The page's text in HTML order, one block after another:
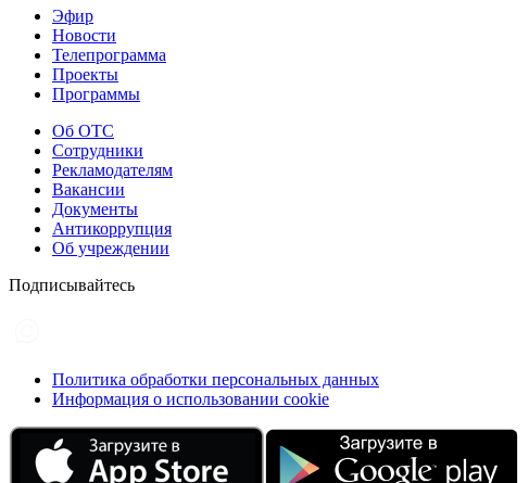
Эфир
Новости
Телепрограмма
Проекты
Программы
Об ОТС
Сотрудники
Рекламодателям
Вакансии
Документы
Антикоррупция
Об учреждении
Подписывайтесь
Политика обработки персональных данных
Информация о использовании cookie